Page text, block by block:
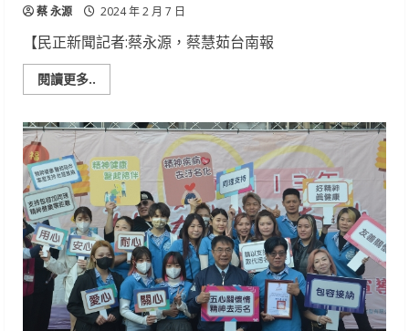
蔡 永源 2024 年 2 月 7 日
【民正新聞記者:蔡永源，蔡慧茹台南報
閱讀更多..
more
市
工
局
說
明
春
節
連
假
出
勤
工
資
給
付